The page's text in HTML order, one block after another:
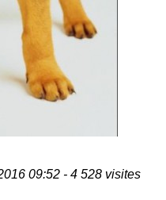
09:52 - 4 528 visites